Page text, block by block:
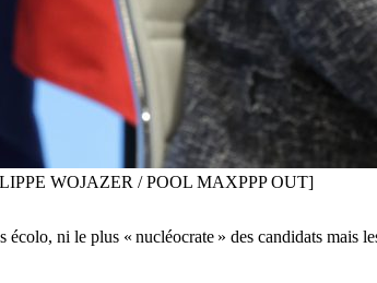
WOJAZER / POOL MAXPPP OUT]
ni le plus « nucléocrate » des candidats mais